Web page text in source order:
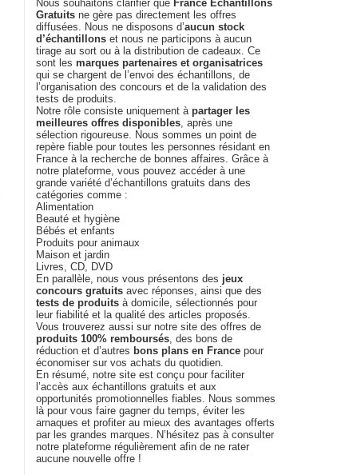
Nous souhaitons clarifier que France Échantillons
Gratuits ne gère pas directement les offres
diffusées. Nous ne disposons d’aucun stock
d’échantillons et nous ne participons à aucun
tirage au sort ou à la distribution de cadeaux. Ce
sont les marques partenaires et organisatrices
qui se chargent de l’envoi des échantillons, de
l’organisation des concours et de la validation des
tests de produits.
Notre rôle consiste uniquement à partager les
meilleures offres disponibles, après une
sélection rigoureuse. Nous sommes un point de
repère fiable pour toutes les personnes résidant en
France à la recherche de bonnes affaires. Grâce à
notre plateforme, vous pouvez accéder à une
grande variété d’échantillons gratuits dans des
catégories comme :
Alimentation
Beauté et hygiène
Bébés et enfants
Produits pour animaux
Maison et jardin
Livres, CD, DVD
En parallèle, nous vous présentons des jeux
concours gratuits avec réponses, ainsi que des
tests de produits à domicile, sélectionnés pour
leur fiabilité et la qualité des articles proposés.
Vous trouverez aussi sur notre site des offres de
produits 100% remboursés, des bons de
réduction et d’autres bons plans en France pour
économiser sur vos achats du quotidien.
En résumé, notre site est conçu pour faciliter
l’accès aux échantillons gratuits et aux
opportunités promotionnelles fiables. Nous sommes
là pour vous faire gagner du temps, éviter les
arnaques et profiter au mieux des avantages offerts
par les grandes marques. N’hésitez pas à consulter
notre plateforme régulièrement afin de ne rater
aucune nouvelle offre !